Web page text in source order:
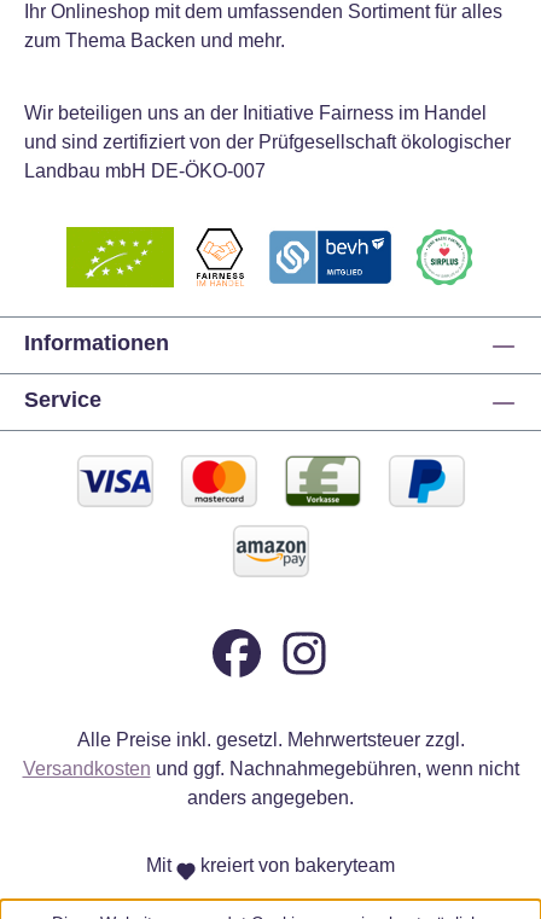
Ihr Onlineshop mit dem umfassenden Sortiment für alles
zum Thema Backen und mehr.
Wir beteiligen uns an der Initiative Fairness im Handel
und sind zertifiziert von der Prüfgesellschaft ökologischer
Landbau mbH DE-ÖKO-007
Informationen
Service
Alle Preise inkl. gesetzl. Mehrwertsteuer zzgl.
Versandkosten und ggf. Nachnahmegebühren, wenn nicht
anders angegeben.
Mit kreiert von bakeryteam